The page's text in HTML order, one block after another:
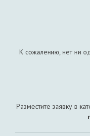
К сожалению, нет ни
Разместите заявку в